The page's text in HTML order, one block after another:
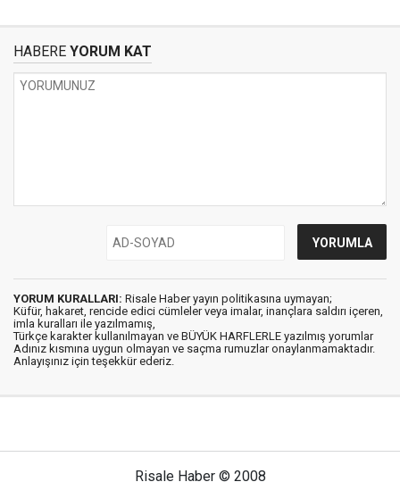
HABERE YORUM KAT
YORUM KURALLARI: Risale Haber yayın politikasına uymayan;
Küfür, hakaret, rencide edici cümleler veya imalar, inançlara saldırı içeren,
imla kuralları ile yazılmamış,
Türkçe karakter kullanılmayan ve BÜYÜK HARFLERLE yazılmış yorumlar
Adınız kısmına uygun olmayan ve saçma rumuzlar onaylanmamaktadır.
Anlayışınız için teşekkür ederiz.
Risale Haber © 2008